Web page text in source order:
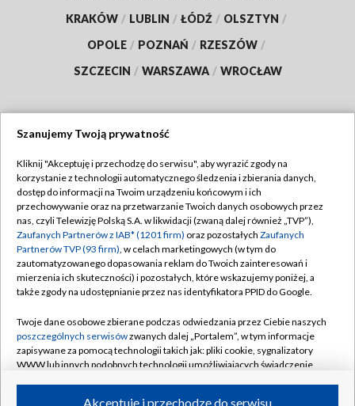
KRAKÓW / LUBLIN / ŁÓDŹ / OLSZTYN /
OPOLE / POZNAŃ / RZESZÓW /
SZCZECIN / WARSZAWA / WROCŁAW
TVP
Abonament TVP
Emisja w TVP
Centrum informacji TVP
Naziemna Telewizja Cyfrowa
Rada Programowa
System NOS
Informacje o nadawcy
Regulamin TVP
Polityka prywatności
Moje zgody
Pomoc
Kontakt
Kanały
Szanujemy Twoją prywatność
Kliknij "Akceptuję i przechodzę do serwisu", aby wyrazić zgody na
korzystanie z technologii automatycznego śledzenia i zbierania danych,
dostęp do informacji na Twoim urządzeniu końcowym i ich
przechowywanie oraz na przetwarzanie Twoich danych osobowych przez
nas, czyli Telewizję Polską S.A. w likwidacji (zwaną dalej również „TVP”),
Zaufanych Partnerów z IAB* (1201 firm) oraz pozostałych Zaufanych
Partnerów TVP (93 firm), w celach marketingowych (w tym do
zautomatyzowanego dopasowania reklam do Twoich zainteresowań i
mierzenia ich skuteczności) i pozostałych, które wskazujemy poniżej, a
także zgody na udostępnianie przez nas identyfikatora PPID do Google.
Twoje dane osobowe zbierane podczas odwiedzania przez Ciebie naszych
poszczególnych serwisówzwanych dalej „Portalem”, w tym informacje
zapisywane za pomocą technologii takich jak: pliki cookie, sygnalizatory
WWW lub innych podobnych technologii umożliwiających świadczenie
Akceptuję i przechodzę do serwisu